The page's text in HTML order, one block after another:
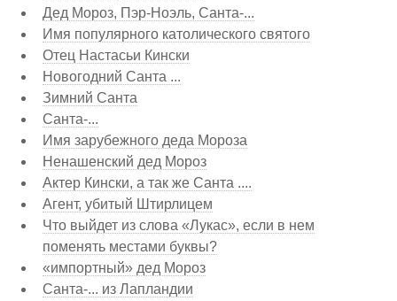
Дед Мороз, Пэр-Ноэль, Санта-...
Имя популярного католического святого
Отец Настасьи Кински
Новогодний Санта ...
Зимний Санта
Санта-...
Имя зарубежного деда Мороза
Ненашенский дед Мороз
Актер Кински, а так же Санта ....
Агент, убитый Штирлицем
Что выйдет из слова «Лукас», если в нем
поменять местами буквы?
«импортный» дед Мороз
Санта-... из Лапландии